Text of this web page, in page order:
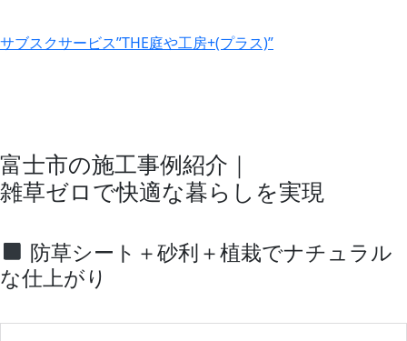
サブスクサービス”THE庭や工房+(プラス)”
富士市の施工事例紹介｜
雑草ゼロで快適な暮らしを実現
防草シート＋砂利＋植栽でナチュラル
な仕上がり